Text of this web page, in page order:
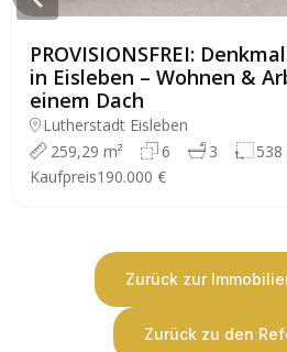
PROVISIONSFREI:
in Eisleben – Wohnen &
einem Dach
Lutherstadt Eisleben
259,29 m²
6 3
538
Kaufpreis190.000 €
Zurück zur
Zurück zu den